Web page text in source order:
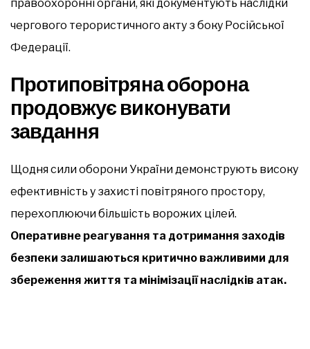
правоохоронні органи, які документують наслідки
чергового терористичного акту з боку Російської
Федерації.
Протиповітряна оборона
продовжує виконувати
завдання
Щодня сили оборони України демонструють високу
ефективність у захисті повітряного простору,
перехоплюючи більшість ворожих цілей.
Оперативне реагування та дотримання заходів
безпеки залишаються критично важливими для
збереження життя та мінімізації наслідків атак.